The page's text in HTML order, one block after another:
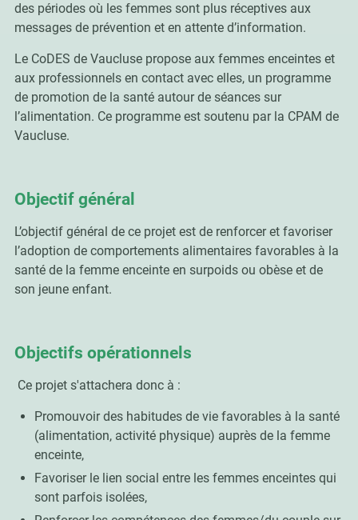
des périodes où les femmes sont plus réceptives aux
messages de prévention et en attente d’information.
Le CoDES de Vaucluse propose aux femmes enceintes et
aux professionnels en contact avec elles, un programme
de promotion de la santé autour de séances sur
l’alimentation. Ce programme est soutenu par la CPAM de
Vaucluse.
Objectif général
L’objectif général de ce projet est de renforcer et favoriser
l’adoption de comportements alimentaires favorables à la
santé de la femme enceinte en surpoids ou obèse et de
son jeune enfant.
Objectifs opérationnels
Ce projet s'attachera donc à :
Promouvoir des habitudes de vie favorables à la santé
(alimentation, activité physique) auprès de la femme
enceinte,
Favoriser le lien social entre les femmes enceintes qui
sont parfois isolées,